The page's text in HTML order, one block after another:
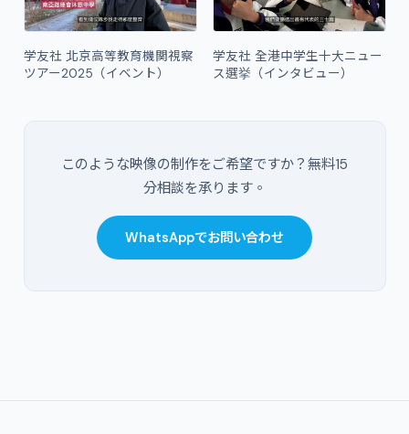
学友社 北京高等教育機関視察
ツアー2025（イベント）
学友社 全港中学生十大ニュー
ス選挙（インタビュー）
このような映像の制作をご希望ですか？無料15
分相談を承ります。
WhatsAppでお問い合わせ